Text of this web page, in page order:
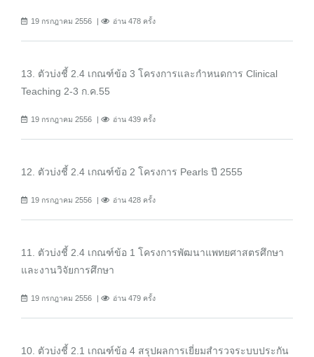
19 กรกฎาคม 2556 อ่าน 478 ครั้ง
13. ตัวบ่งชี้ 2.4 เกณฑ์ข้อ 3 โครงการและกำหนดการ Clinical
Teaching 2-3 ก.ค.55
19 กรกฎาคม 2556 อ่าน 439 ครั้ง
12. ตัวบ่งชี้ 2.4 เกณฑ์ข้อ 2 โครงการ Pearls ปี 2555
19 กรกฎาคม 2556 อ่าน 428 ครั้ง
11. ตัวบ่งชี้ 2.4 เกณฑ์ข้อ 1 โครงการพัฒนาแพทยศาสตรศึกษา
และงานวิจัยการศึกษา
19 กรกฎาคม 2556 อ่าน 479 ครั้ง
10. ตัวบ่งชี้ 2.1 เกณฑ์ข้อ 4 สรุปผลการเยี่ยมสำรวจระบบประกัน